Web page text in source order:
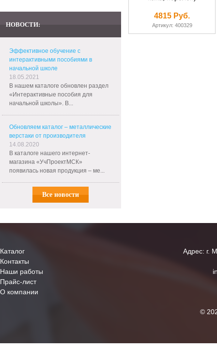
НОВОСТИ:
Эффективное обучение с
интерактивными пособиями в
начальной школе
18.05.2021
В нашем каталоге обновлен раздел
«Интерактивные пособия для
начальной школы». В...
Обновляем каталог – металлические
верстаки от производителя
14.08.2020
В каталоге нашего интернет-
магазина «УчПроектМСК»
появилась новая продукция – ме...
Все новости
4815 Руб.
Артикул: 400329
Каталог
Контакты
Наши работы
Прайс-лист
О компании
Адрес: г.
©